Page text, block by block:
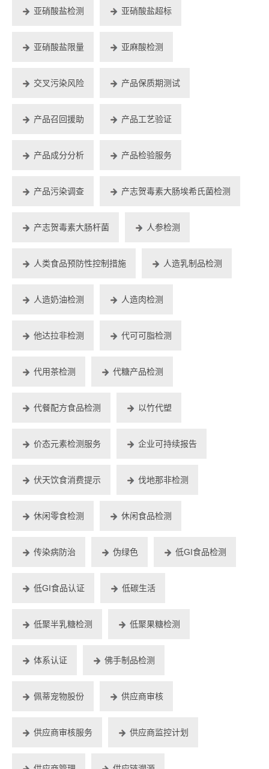
亚硝酸盐检测 亚硝酸盐超标
亚硝酸盐限量 亚麻酸检测
交叉污染风险 产品保质期测试
产品召回援助 产品工艺验证
产品成分分析 产品检验服务
产品污染调查 产志贺毒素大肠埃希氏菌检测
产志贺毒素大肠杆菌 人参检测
人类食品预防性控制措施 人造乳制品检测
人造奶油检测 人造肉检测
他达拉非检测 代可可脂检测
代用茶检测 代糖产品检测
代餐配方食品检测 以竹代塑
价态元素检测服务 企业可持续报告
伏天饮食消费提示 伐地那非检测
休闲零食检测 休闲食品检测
传染病防治 伪绿色 低GI食品检测
低GI食品认证 低碳生活
低聚半乳糖检测 低聚果糖检测
体系认证 佛手制品检测
佩蒂宠物股份 供应商审核
供应商审核服务 供应商监控计划